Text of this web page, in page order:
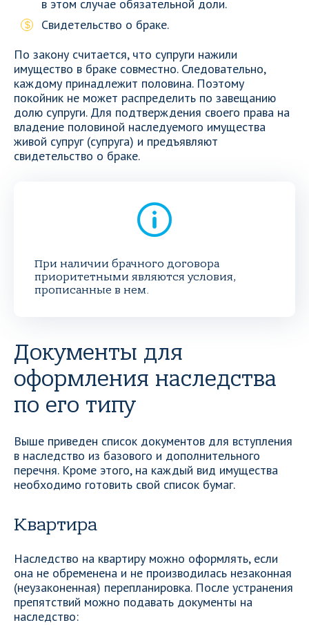
в этом случае обязательной доли.
Свидетельство о браке.
По закону считается, что супруги нажили
имущество в браке совместно. Следовательно,
каждому принадлежит половина. Поэтому
покойник не может распределить по завещанию
долю супруги. Для подтверждения своего права на
владение половиной наследуемого имущества
живой супруг (супруга) и предъявляют
свидетельство о браке.
При наличии брачного договора
приоритетными являются условия,
прописанные в нем.
Документы для
оформления наследства
по его типу
Выше приведен список документов для вступления
в наследство из базового и дополнительного
перечня. Кроме этого, на каждый вид имущества
необходимо готовить свой список бумаг.
Квартира
Наследство на квартиру можно оформлять, если
она не обременена и не производилась незаконная
(неузаконенная) перепланировка. После устранения
препятствий можно подавать документы на
наследство: